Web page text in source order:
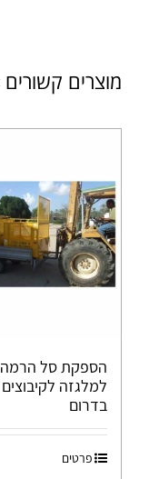
מוצרים קשורים
הספקת סל הרמה
למלגזה לקיבוצים
בדרום
פרטים